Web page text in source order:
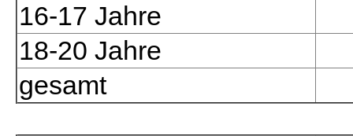
16-17 Jahre
18-20 Jahre
gesamt